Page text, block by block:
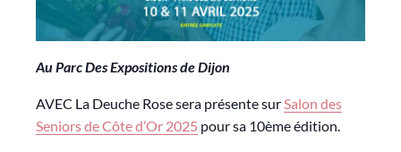
Au Parc Des Expositions de Dijon
AVEC La Deuche Rose sera présente surSalon des
Seniors de Côte d’Or 2025 pour sa 10ème édition.